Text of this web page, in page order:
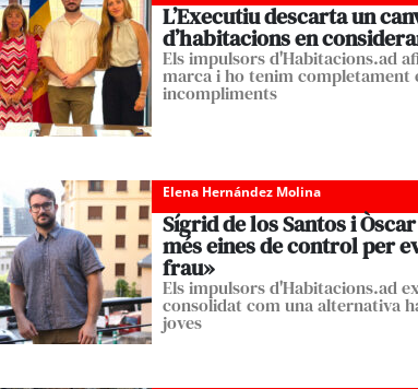
L’Executiu descarta un
d’habitacions en
Els impulsors d'Habitacions.ad
marca i ho tenim
incompliments
Elena Hernández Molina
Sígrid de los Santos i
més eines de control per
frau»
Els impulsors d'Habitacions.ad
consolidat com una alternativa
joves